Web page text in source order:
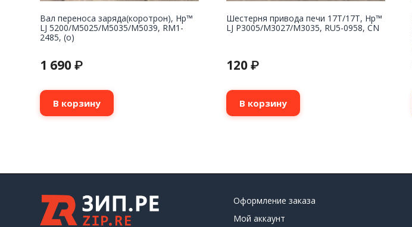
Вал переноса заряда(коротрон), Hp™
LJ 5200/M5025/M5035/M5039, RM1-
2485, (о)
1 690 ₽
В корзину
Шестерня привода печи 17T/17T, Hp™
LJ P3005/M3027/M3035, RU5-0958, CN
120 ₽
В корзину
Оформление заказа
Мой аккаунт